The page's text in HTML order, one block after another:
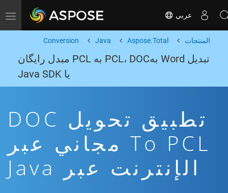
Toggle navigation عربي
المنتجات Aspose.Total
Java
Conversion
تبدیل Word بهPCL، DOC به PCL مبدل رایگان
یا Java SDK
تطبيق تحويل DOC
To PCL مجاني عبر
الإنترنت عبر Java